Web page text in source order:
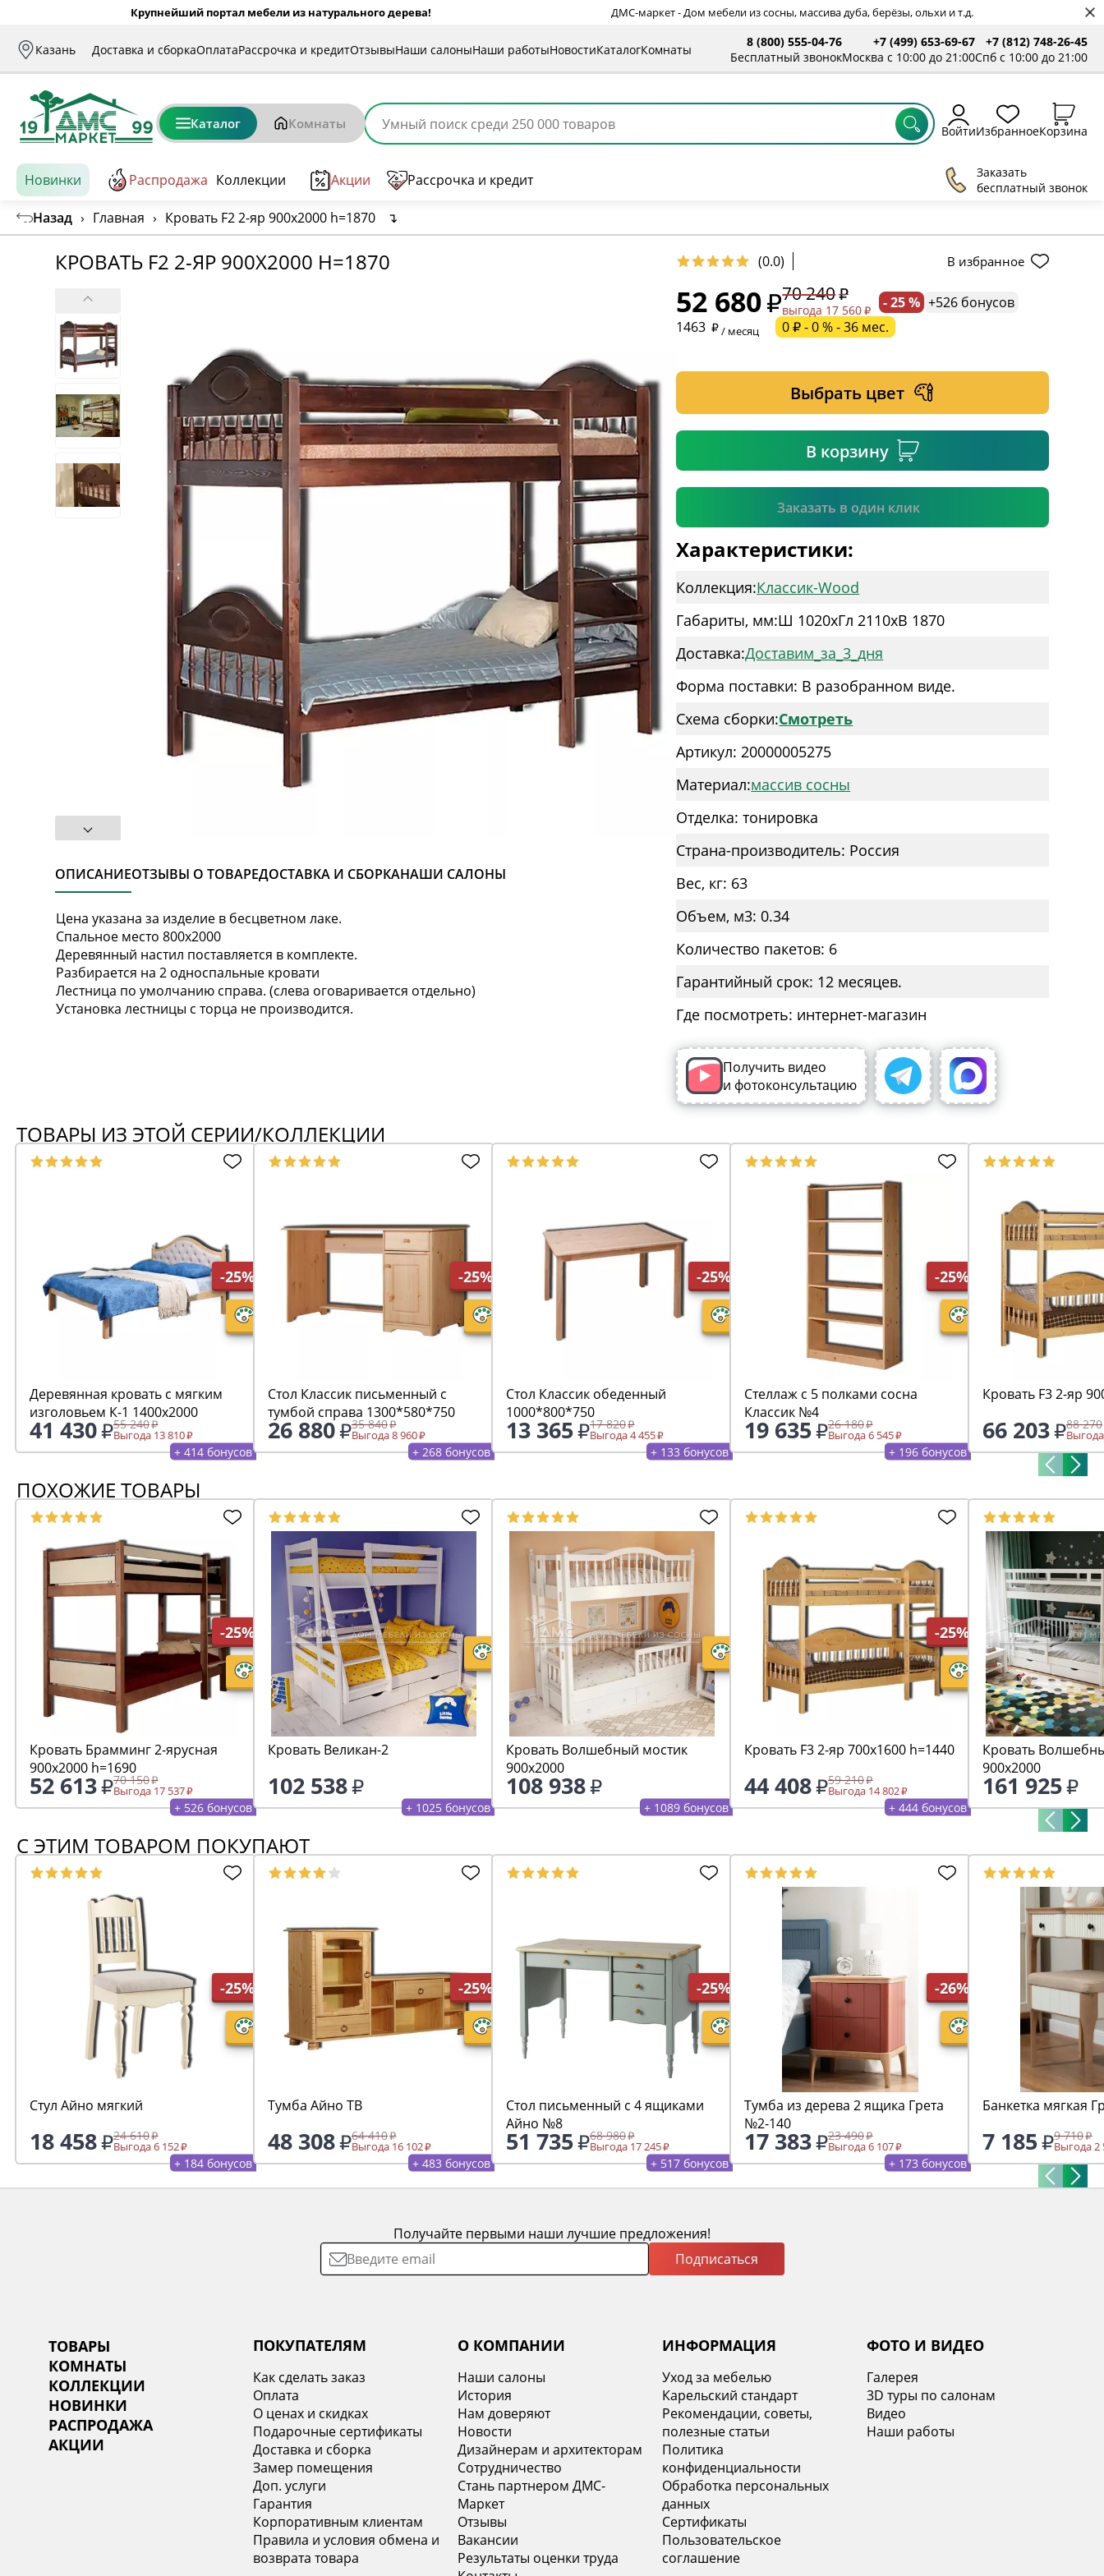
Крупнейший портал мебели из натурального дерева! ДМС-маркет - Дом мебели из сосны, массива дуба, берёзы, ольхи и т.д.
Казань Доставка и сборкаОплатаРассрочка и кредитОтзывыНаши салоныНаши работыНовостиКаталогКомнаты
8 (800) 555-04-76
Бесплатный звонок
+7 (499) 653-69-67
Москва с 10:00 до 21:00
+7 (812) 748-26-45
Спб с 10:00 до 21:00
Каталог Комнаты ВойтиИзбранноеКорзина
Новинки Распродажа Коллекции Акции Рассрочка и кредит
Заказать
бесплатный звонок
Назад › Главная › Кровать F2 2-яр 900х2000 h=1870 ↴
КРОВАТЬ F2 2-ЯР 900Х2000 H=1870 (0.0) В избранное
ОПИСАНИЕОТЗЫВЫ О ТОВАРЕДОСТАВКА И СБОРКАНАШИ САЛОНЫ
Цена указана за изделие в бесцветном лаке.
Спальное место 800х2000
Деревянный настил поставляется в комплекте.
Разбирается на 2 односпальные кровати
Лестница по умолчанию справа. (слева оговаривается отдельно)
Установка лестницы с торца не производится.
52 680 70 240
выгода 17 560 - 25 % +526 бонусов
1463
/ месяц 0 ₽ - 0 % - 36 мес.
Выбрать цвет
В корзину
Заказать в один клик
* обязательное поле
* необязательное поле
Подтвердить
Характеристики:
Коллекция:Классик-Wood
Габариты, мм:Ш 1020xГл 2110xВ 1870
Доставка:Доставим_за_3_дня
Форма поставки: В разобранном виде.
Схема сборки:Смотреть
Артикул: 20000005275
Материал:массив сосны
Отделка: тонировка
Страна-производитель: Россия
Вес, кг: 63
Объем, м3: 0.34
Количество пакетов: 6
Гарантийный срок: 12 месяцев.
Где посмотреть: интернет-магазин
Получить видео
и фотоконсультацию
ТОВАРЫ ИЗ ЭТОЙ СЕРИИ/КОЛЛЕКЦИИ
-25%
Деревянная кровать с мягким
изголовьем К-1 1400х2000
41 430 55 240
Выгода 13 810
+ 414 бонусов
-25%
Стол Классик письменный с
тумбой справа 1300*580*750
26 880 35 840
Выгода 8 960
+ 268 бонусов
-25%
Стол Классик обеденный
1000*800*750
13 365 17 820
Выгода 4 455
+ 133 бонусов
-25%
Стеллаж с 5 полками сосна
Классик №4
19 635 26 180
Выгода 6 545
+ 196 бонусов
Кровать F3 2-яр
66 203 88 270
ПОХОЖИЕ ТОВАРЫ
-25%
Кровать Брамминг 2-ярусная
900х2000 h=1690
52 613 70 150
Выгода 17 537
+ 526 бонусов
Кровать Великан-2
102 538
+ 1025 бонусов
Кровать Волшебный мостик
900х2000
108 938
+ 1089 бонусов
-25%
Кровать F3 2-яр 700х1600 h=1440
44 408 59 210
Выгода 14 802
+ 444 бонусов
Кровать
900х2000
161 925
С ЭТИМ ТОВАРОМ ПОКУПАЮТ
-25%
Стул Айно мягкий
18 458 24 610
Выгода 6 152
+ 184 бонусов
-25%
Тумба Айно ТВ
48 308 64 410
Выгода 16 102
+ 483 бонусов
-25%
Стол письменный с 4 ящиками
Айно №8
51 735 68 980
Выгода 17 245
+ 517 бонусов
-26%
Тумба из дерева 2 ящика Грета
№2-140
17 383 23 490
Выгода 6 107
+ 173 бонусов
Банкетка мягкая
7 185 9 710
Выгода 2
Получайте первыми наши лучшие предложения!
Подписаться
ТОВАРЫ
КОМНАТЫ
КОЛЛЕКЦИИ
НОВИНКИ
РАСПРОДАЖА
АКЦИИ
ПОКУПАТЕЛЯМ
Как сделать заказ
Оплата
О ценах и скидках
Подарочные сертификаты
Доставка и сборка
Замер помещения
Доп. услуги
Гарантия
Корпоративным клиентам
Правила и условия обмена и
возврата товара
О КОМПАНИИ
Наши салоны
История
Нам доверяют
Новости
Дизайнерам и архитекторам
Сотрудничество
Стань партнером ДМС-
Маркет
Отзывы
Вакансии
Результаты оценки труда
ИНФОРМАЦИЯ
Уход за мебелью
Карельский стандарт
Рекомендации, советы,
полезные статьи
Политика
конфиденциальности
Обработка персональных
данных
Сертификаты
Пользовательское
соглашение
ФОТО И ВИДЕО
Галерея
3D туры по салонам
Видео
Наши работы